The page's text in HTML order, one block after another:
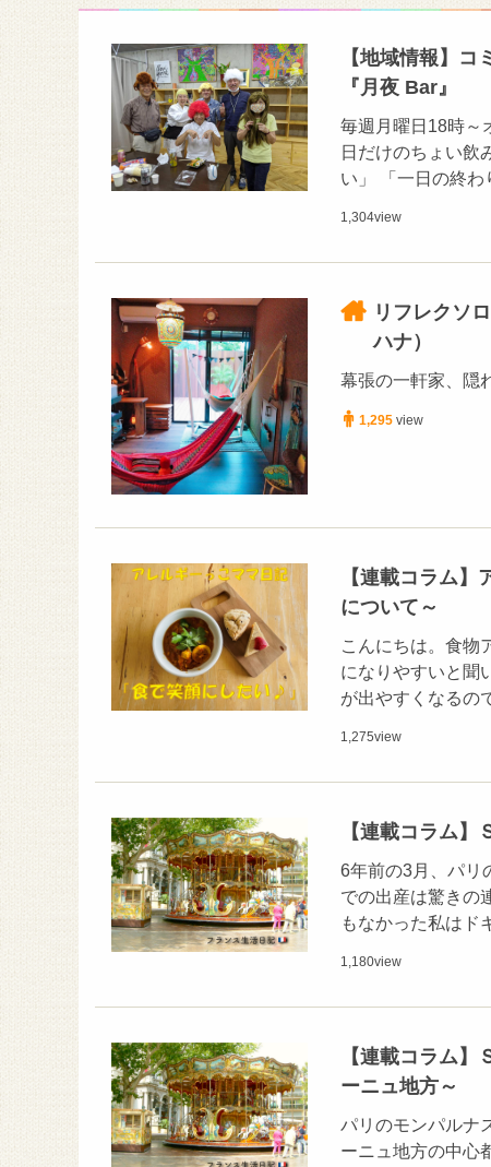
【地域情報】
『月夜 Bar』
毎週月曜日18時～
日だけのちょい飲
い」 「一日の終
1,304view
リフレクソ
ハナ）
幕張の一軒家、隠
1,295 view
【連載コラム
について～
こんにちは。食物
になりやすいと聞
が出やすくなるの
1,275view
【連載コラム
6年前の3月、パリ
での出産は驚きの
もなかった私はド
1,180view
【連載コラム
ーニュ地方～
パリのモンパルナ
ーニュ地方の中心